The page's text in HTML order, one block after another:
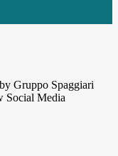
Gruppo Spaggiari
Social Media